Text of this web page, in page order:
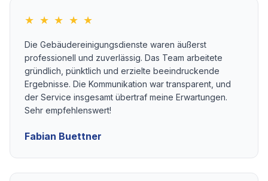
★ ★ ★ ★ ★
Die Gebäudereinigungsdienste waren äußerst
professionell und zuverlässig. Das Team arbeitete
gründlich, pünktlich und erzielte beeindruckende
Ergebnisse. Die Kommunikation war transparent, und
der Service insgesamt übertraf meine Erwartungen.
Sehr empfehlenswert!
Fabian Buettner